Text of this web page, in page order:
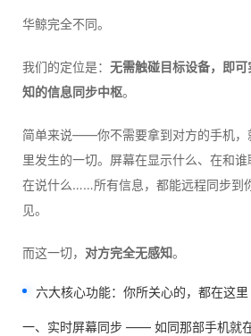
华鲸完全不同。
我们的定位是： 无需触碰目标设备，即
知的信息同步中枢。
简单来说——你不需要拿到对方的手机，
里发生的一切。屏幕在显示什么、在和
在说什么……所有信息，都能远程同步到
见。
而这一切， 对方完全无感知。
六大核心功能：你所关心的，都在这里
一、实时屏幕同步 —— 如同那部手机就